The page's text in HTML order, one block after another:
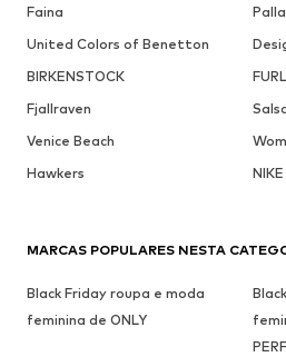
Faina
United Colors of Benetton
BIRKENSTOCK
Fjallraven
Venice Beach
Hawkers
NIKE
MARCAS POPULARES NESTA
Black Friday roupa e moda
feminina de ONLY